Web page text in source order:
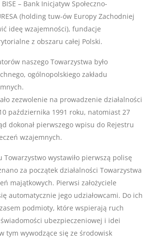
– Bank Inicjatyw Społeczno-
(holding tuw-ów Europy Zachodniej
ideę wzajemności), fundacje
z obszaru całej Polski.
naszego Towarzystwa było
ogólnopolskiego zakładu
zezwolenie na prowadzenie działalności
października 1991 roku, natomiast 27
dokonał pierwszego wpisu do Rejestru
wzajemnych.
Towarzystwo wystawiło pierwszą polisę
za początek działalności Towarzystwa
majątkowych. Pierwsi założyciele
automatycznie jego udziałowcami. Do ich
podmioty, które wspierają ruch
ubezpieczeniowej i idei
tym wywodzące się ze środowisk